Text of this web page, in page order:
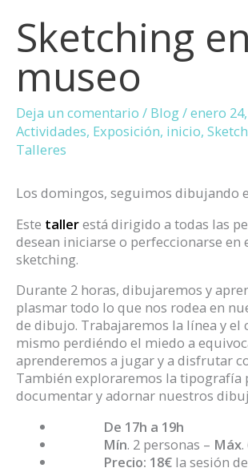
Sketching
museo
Deja un comentario / Blog/enero
Actividades, Exposición, inicio,
Talleres
Los domingos, seguimos dibujando
Este tallerestá dirigido a todas las
desean iniciarse o perfeccionarse en
sketching.
Durante 2 horas, dibujaremos y
plasmar todo lo que nos rodea en
de dibujo. Trabajaremos la línea y el
mismo perdiéndo el miedo a
aprenderemos a jugar y a disfrutar
También exploraremos la tipografía
documentar y adornar nuestros
De 17h a 19h
Mín. 2 personas – Máx
Precio: 18€ la sesión